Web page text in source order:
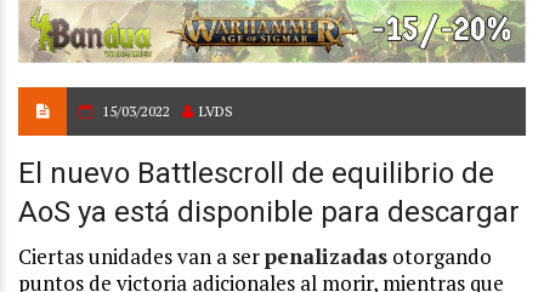
15/03/2022 LVDS
El nuevo Battlescroll de equilibrio de
AoS ya está disponible para descargar
Ciertas unidades van a serpenalizadas otorgando
puntos de victoria adicionales al morir, mientras que